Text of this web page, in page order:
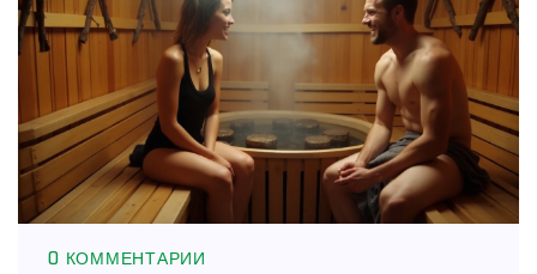
0 КОММЕНТАРИИ